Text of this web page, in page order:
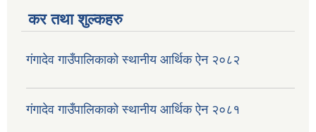
कर तथा शुल्कहरु
गंगादेव गाउँपालिकाको स्थानीय आर्थिक ऐन २०८२
गंगादेव गाउँपालिकाको स्थानीय आर्थिक ऐन २०८१